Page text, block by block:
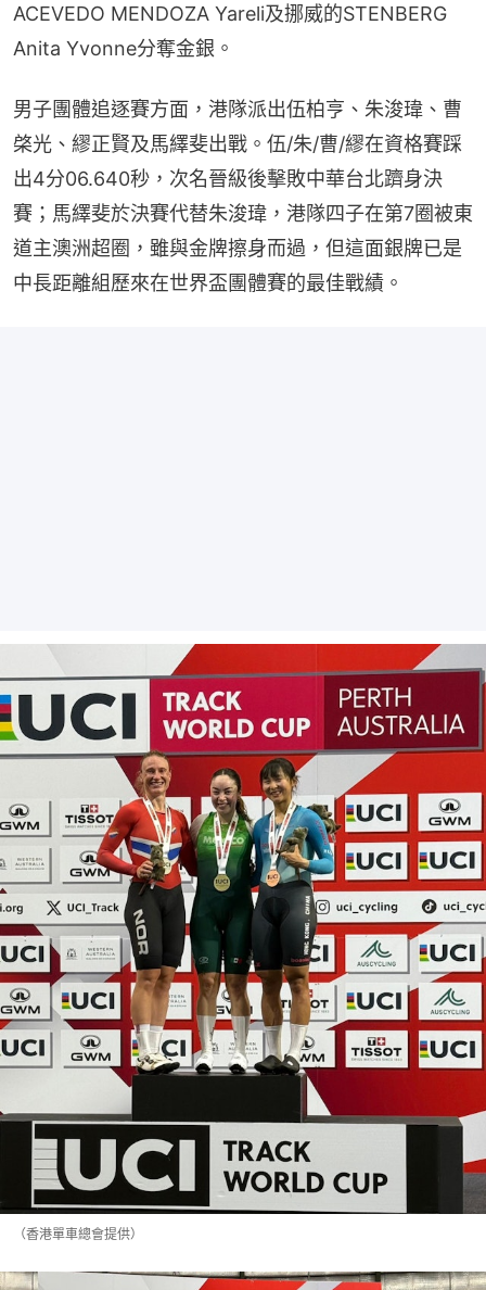
ACEVEDO MENDOZA Yareli及挪威的STENBERG
Anita Yvonne分奪金銀。
男子團體追逐賽方面，港隊派出伍柏亨、朱浚瑋、曹
棨光、繆正賢及馬繹斐出戰。伍/朱/曹/繆在資格賽踩
出4分06.640秒，次名晉級後擊敗中華台北躋身決
賽；馬繹斐於決賽代替朱浚瑋，港隊四子在第7圈被東
道主澳洲超圈，雖與金牌擦身而過，但這面銀牌已是
中長距離組歷來在世界盃團體賽的最佳戰績。
（香港單車總會提供）